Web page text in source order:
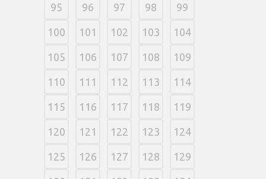
95 96 97 98 99
100 101 102 103 104
105 106 107 108 109
110 111 112 113 114
115 116 117 118 119
120 121 122 123 124
125 126 127 128 129